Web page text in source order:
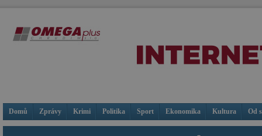
Domů Zprávy Krimi Politika Sport Ekonomika Kultura Od